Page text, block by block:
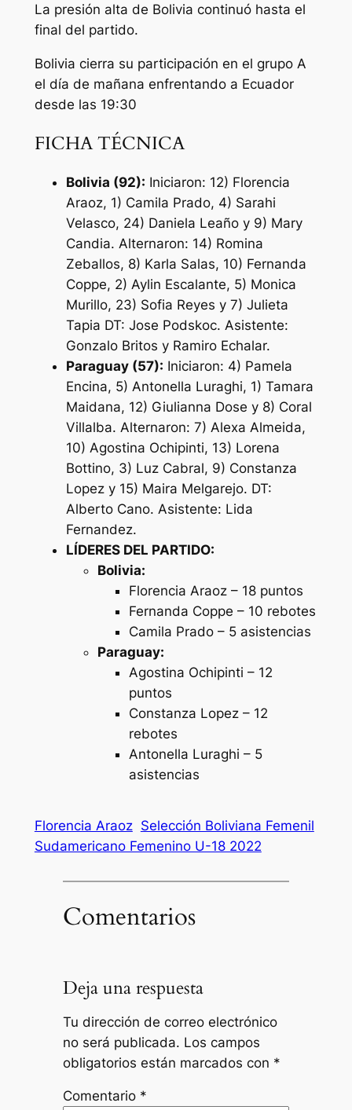
La presión alta de Bolivia continuó hasta el
final del partido.
Bolivia cierra su participación en el grupo A
el día de mañana enfrentando a Ecuador
desde las 19:30
FICHA TÉCNICA
Bolivia (92): Iniciaron: 12) Florencia
Araoz, 1) Camila Prado, 4) Sarahi
Velasco, 24) Daniela Leaño y 9) Mary
Candia. Alternaron: 14) Romina
Zeballos, 8) Karla Salas, 10) Fernanda
Coppe, 2) Aylin Escalante, 5) Monica
Murillo, 23) Sofia Reyes y 7) Julieta
Tapia DT: Jose Podskoc. Asistente:
Gonzalo Britos y Ramiro Echalar.
Paraguay (57): Iniciaron: 4) Pamela
Encina, 5) Antonella Luraghi, 1) Tamara
Maidana, 12) Giulianna Dose y 8) Coral
Villalba. Alternaron: 7) Alexa Almeida,
10) Agostina Ochipinti, 13) Lorena
Bottino, 3) Luz Cabral, 9) Constanza
Lopez y 15) Maira Melgarejo. DT:
Alberto Cano. Asistente: Lida
Fernandez.
LÍDERES DEL PARTIDO:
Bolivia:
Florencia Araoz – 18 puntos
Fernanda Coppe – 10 rebotes
Camila Prado – 5 asistencias
Paraguay:
Agostina Ochipinti – 12
puntos
Constanza Lopez – 12
rebotes
Antonella Luraghi – 5
asistencias
Florencia Araoz Selección Boliviana Femenil
Sudamericano Femenino U-18 2022
Comentarios
Deja una respuesta
Tu dirección de correo electrónico
no será publicada. Los campos
obligatorios están marcados con *
Comentario *